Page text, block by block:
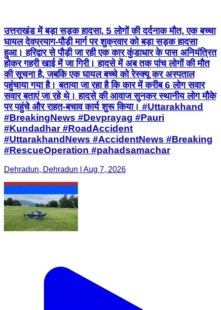
उत्तराखंड में बड़ा सड़क हादसा, 5 लोगों की दर्दनाक मौत, एक बच्चा
घायल देवप्रयाग-पौड़ी मार्ग पर शुक्रवार को बड़ा सड़क हादसा
हुआ। हरिद्वार से पौड़ी जा रही एक कार कुंडाधार के पास अनियंत्रित
होकर गहरी खाई में जा गिरी। हादसे में अब तक पांच लोगों की मौत
की सूचना है, जबकि एक घायल बच्चे को रेस्क्यू कर अस्पताल
पहुंचाया गया है। बताया जा रहा है कि कार में करीब 6 लोग सवार
सवार बताएं जा रहे थे। हादसे की आवाज सुनकर स्थानीय लोग मौके
पर पहुंचे और राहत-बचाव कार्य शुरू किया। #Uttarakhand
#BreakingNews #Devprayag #Pauri
#Kundadhar #RoadAccident
#UttarakhandNews #AccidentNews #Breaking
#RescueOperation #pahadsamachar
Dehradun, Dehradun | Aug 7, 2026